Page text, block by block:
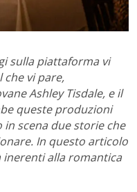
sulla piattaforma vi
che vi pare,
Ashley Tisdale, e il
queste produzioni
scena due storie che
In questo articolo
alla romantica